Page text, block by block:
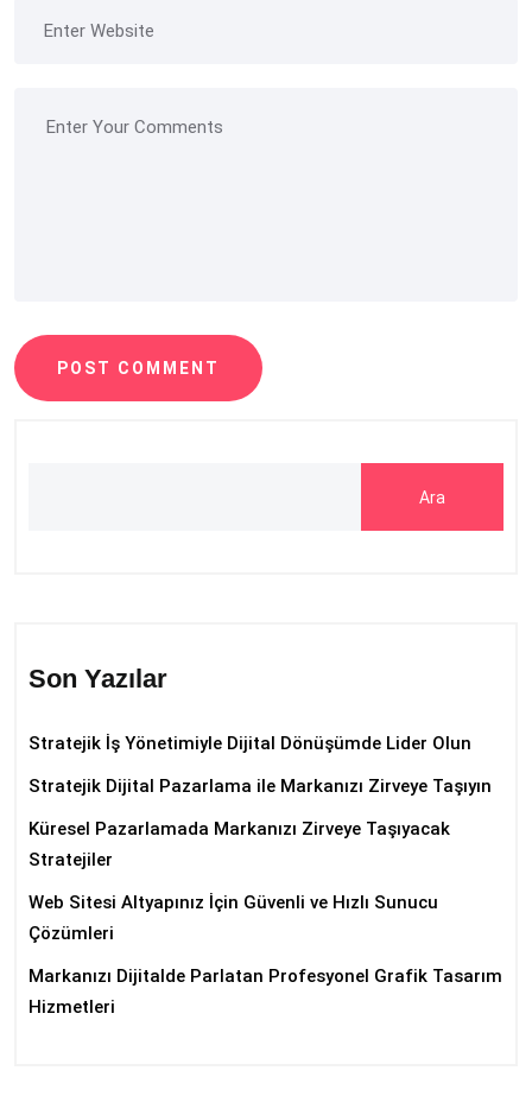
POST COMMENT
Ara
Son Yazılar
Stratejik İş Yönetimiyle Dijital Dönüşümde Lider Olun
Stratejik Dijital Pazarlama ile Markanızı Zirveye Taşıyın
Küresel Pazarlamada Markanızı Zirveye Taşıyacak
Stratejiler
Web Sitesi Altyapınız İçin Güvenli ve Hızlı Sunucu
Çözümleri
Markanızı Dijitalde Parlatan Profesyonel Grafik Tasarım
Hizmetleri